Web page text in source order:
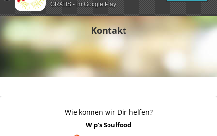
Kontakt
Wie können wir Dir helfen?
Wip's Soulfood
GRATIS - Im Google Play